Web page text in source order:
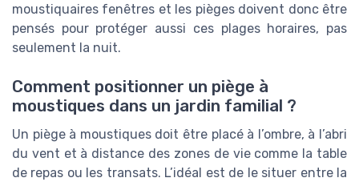
moustiquaires fenêtres et les pièges doivent donc être
pensés pour protéger aussi ces plages horaires, pas
seulement la nuit.
Comment positionner un piège à
moustiques dans un jardin familial ?
Un piège à moustiques doit être placé à l’ombre, à l’abri
du vent et à distance des zones de vie comme la table
de repas ou les transats. L’idéal est de le situer entre la